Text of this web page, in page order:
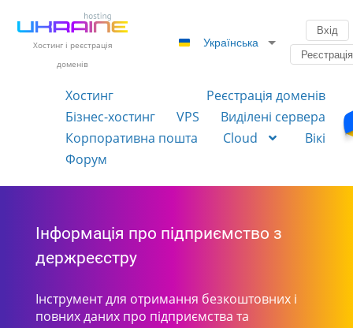
Хостинг і реєстрація
доменів
Українська
Вхід
Реєстрація
Хостинг
Реєстрація доменів
Бізнес-хостинг
VPS
Виділені сервера
Корпоративна пошта
Cloud
Вікі
Форум
Інформація про підприємство з
держреєстру
Інструмент для отримання безкоштовних і
повних даних про підприємства та